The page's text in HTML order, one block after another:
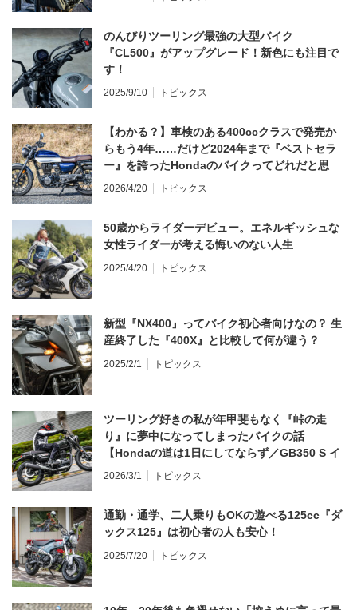
のんびりツーリング最強の大型バイク
『CL500』がアップグレード！新色にも注目で
す！
2025/9/10 トピックス
【わかる？】車検のある400ccクラスで発売か
らもう4年……だけど2024年まで『ベストセラ
ー』を誇ったHondaのバイクってどれだと思
う？
2026/4/20 トピックス
50歳からライダーデビュー。エネルギッシュな
女性ライダーが考える悔いのない人生
2025/4/20 トピックス
新型『NX400』ってバイク初心者向けなの？ 生
産終了した『400X』と比較して何が違う？
2025/2/1 トピックス
ツーリング好きの私が年甲斐もなく『峠の走
り』に夢中になってしまったバイクの話
【Hondaの道は1日にしてならず／GB350 S イ
ンプレ・レビュー 前編】
2026/3/1 トピックス
通勤・通学、二人乗りもOKの遊べる125cc『ダ
ックス125』は初心者の人も安心！
2025/7/20 トピックス